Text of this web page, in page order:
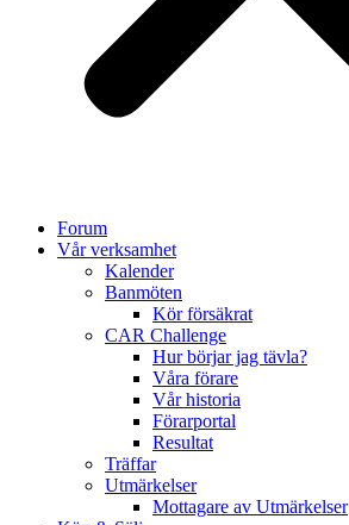
Forum
Vår verksamhet
Kalender
Banmöten
Kör försäkrat
CAR Challenge
Hur börjar jag tävla?
Våra förare
Vår historia
Förarportal
Resultat
Träffar
Utmärkelser
Mottagare av Utmärkelser